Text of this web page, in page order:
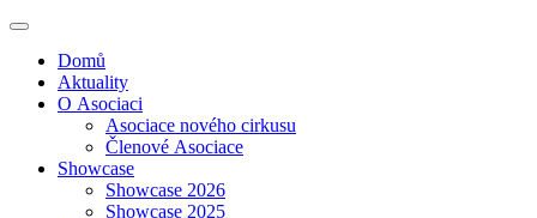
Domů
Aktuality
O Asociaci
Asociace nového cirkusu
Členové Asociace
Showcase
Showcase 2026
Showcase 2025